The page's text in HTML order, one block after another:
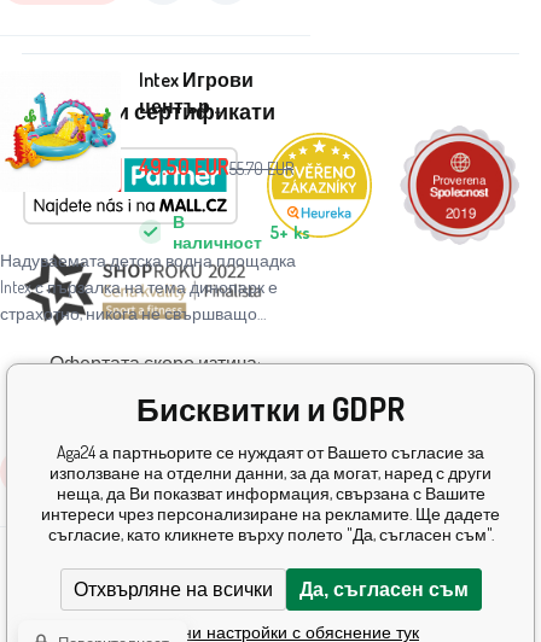
Intex Игрови
център
Dinoland 57135NP
Надуваемата детска водна площадка
Intex с пързалка на тема динопарк е
страхотно, никога не свършващо
В
наличност 5+ ks
49.50EUR55.70EUR
Офертата скоро изтича:
08 : 51 : 16
Купи
Награди и сертификати
© 2026 AGA24 s.r.o., Всички права запазени
Ecommerce solutionsBINARGON.cz
Бисквитки и GDPR
Aga24 а партньорите се нуждаят от Вашето съгласие за
използване на отделни данни, за да могат, наред с други
неща, да Ви показват информация, свързана с Вашите
интереси чрез персонализиране на рекламите. Ще дадете
съгласие, като кликнете върху полето "Да, съгласен съм".
Отхвърляне на всички Да, съгласен съм
Подробни настройки с обяснение тук